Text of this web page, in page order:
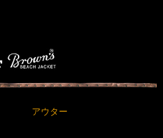
アウター